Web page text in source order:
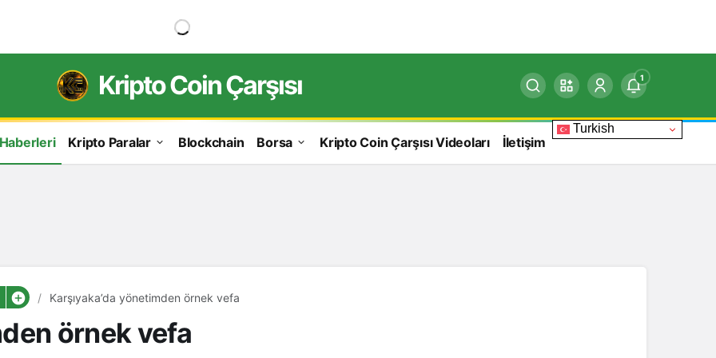
Kripto Coin Çarşısı 1
Kripto Paralar Blockchain Borsa Kripto Coin Çarşısı Videoları İletişim
Turkish
Karşıyaka’da yönetimden örnek vefa
örnek vefa